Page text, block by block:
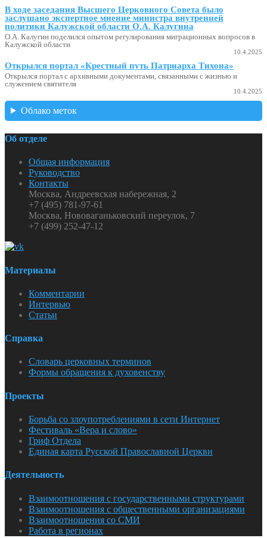
В ходе заседания Высшего Церковного Совета было
заслушано экспертное мнение министра внутренней
политики Калужской области О.А. Калугина
О.А. Калугин поделился опытом регулирования миграционных вопросов в
Калужской области
10.4.2025
Открылся портал «Крестный путь Патриарха Тихона»
Открылся портал с архивными документами, связанными с жизнью и
служением святителя
10.4.2025
Облако меток
Об отделе
Общая информация
Руководство
Контакты
Москва, Андреевская набережная, 2
+7 (495) 781-97-61
Москва, Нововаганьковский переулок, 7
+7 (499) 252-47-12
Материалы
Комментарии
Интервью
Статьи
Справка
Словарь церковных терминов
Формы обращения к духовенству
Проекты
Борьба со злоупотреблениями в сети Интернет
Фестиваль «Вера и слово»
Гриф Отдела
Единая карта Русской Православной Церкви
Деятельность
Взаимоотношения с государственными структурами
Взаимоотношения с общественными организациями
Взаимоотношения со СМИ
Работа в регионах